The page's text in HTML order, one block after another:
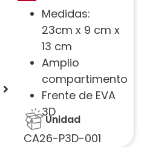
Medidas:
23cm x 9 cm x
13 cm
Amplio
compartimento
Frente de EVA
3D
Unidad
CA26-P3D-001